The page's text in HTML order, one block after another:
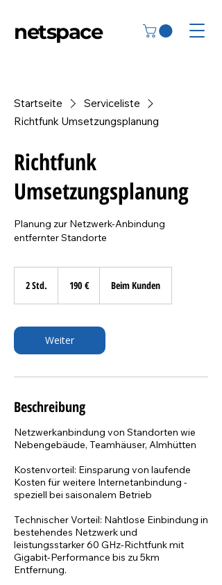
netspace
Startseite
Serviceliste
Richtfunk Umsetzungsplanung
Richtfunk
Umsetzungsplanung
Planung zur Netzwerk-Anbindung
entfernter Standorte
2 Std.
d
.
190 € Beim Kunden
Weiter
Beschreibung
Netzwerkanbindung von Standorten wie
Nebengebäude, Teamhäuser, Almhütten
Kostenvorteil: Einsparung von laufende
Kosten für weitere Internetanbindung -
speziell bei saisonalem Betrieb
Technischer Vorteil: Nahtlose Einbindung in
bestehendes Netzwerk und
leistungsstarker 60 GHz-Richtfunk mit
Gigabit-Performance bis zu 5km
Entfernung.